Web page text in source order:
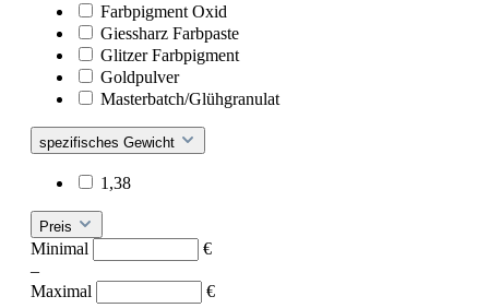
Farbpigment Oxid
Giessharz Farbpaste
Glitzer Farbpigment
Goldpulver
Masterbatch/Glühgranulat
spezifisches Gewicht
1,38
Preis
Minimal
€
–
Maximal
€